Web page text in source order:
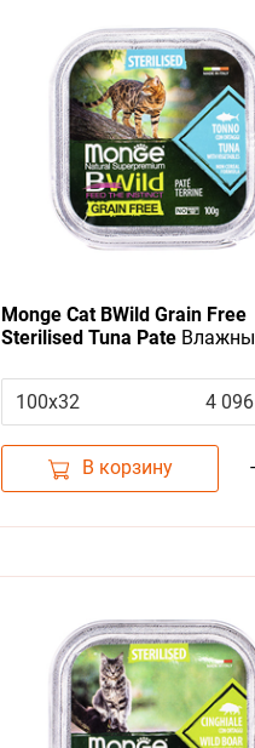
Monge Cat BWild Grain Free
Sterilised Tuna Pate
Стерилизованных кошек
из Тунца с овощами (цена
упаковку)
100х32 4
В корзину